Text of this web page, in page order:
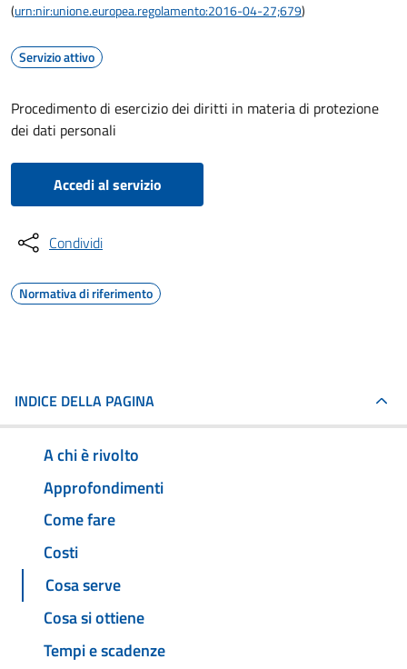
(urn:nir:unione.europea.regolamento:2016-04-27;679)
Servizio attivo
Procedimento di esercizio dei diritti in materia di protezione
dei dati personali
Accedi al servizio
Condividi
Normativa di riferimento
INDICE DELLA PAGINA
A chi è rivolto
Approfondimenti
Come fare
Costi
Cosa serve
Cosa si ottiene
Tempi e scadenze